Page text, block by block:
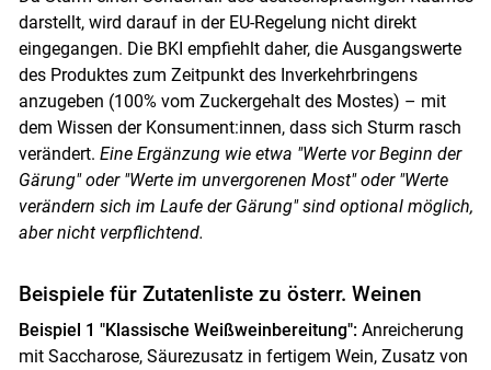
darstellt, wird darauf in der EU-Regelung nicht direkt
eingegangen. Die BKI empfiehlt daher, die Ausgangswerte
des Produktes zum Zeitpunkt des Inverkehrbringens
anzugeben (100% vom Zuckergehalt des Mostes) – mit
dem Wissen der Konsument:innen, dass sich Sturm rasch
verändert. Eine Ergänzung wie etwa "Werte vor Beginn der
Gärung" oder "Werte im unvergorenen Most" oder "Werte
verändern sich im Laufe der Gärung" sind optional möglich,
aber nicht verpflichtend.
Beispiele für Zutatenliste zu österr. Weinen
Beispiel 1 "Klassische Weißweinbereitung":Anreicherung
mit Saccharose, Säurezusatz in fertigem Wein, Zusatz von